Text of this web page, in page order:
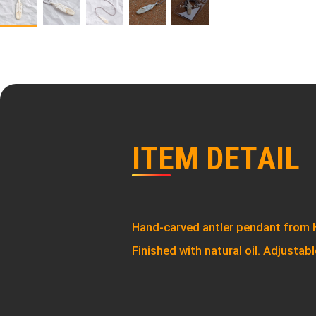
ITEM DETAIL
Hand-carved antler pendant from
Finished with natural oil.